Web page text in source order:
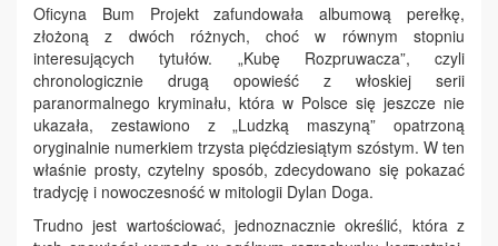
Oficyna Bum Projekt zafundowała albumową perełkę,
złożoną z dwóch różnych, choć w równym stopniu
interesujących tytułów. „Kubę Rozpruwacza”, czyli
chronologicznie drugą opowieść z włoskiej serii
paranormalnego kryminału, która w Polsce się jeszcze nie
ukazała, zestawiono z „Ludzką maszyną” opatrzoną
oryginalnie numerkiem trzysta pięćdziesiątym szóstym. W ten
właśnie prosty, czytelny sposób, zdecydowano się pokazać
tradycję i nowoczesność w mitologii Dylan Doga.
Trudno jest wartościować, jednoznacznie określić, która z